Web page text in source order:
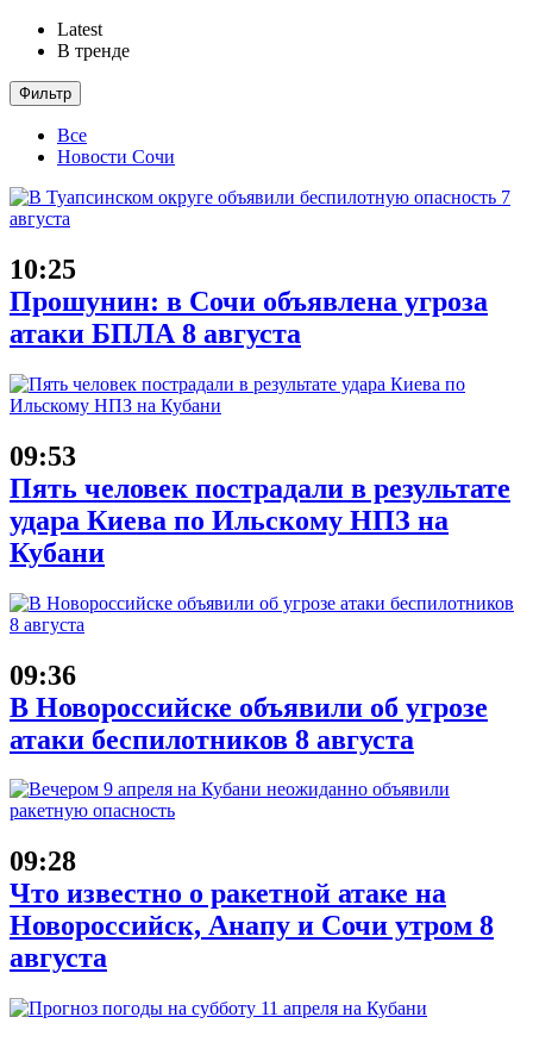
Latest
В тренде
Фильтр
Все
Новости Сочи
10:25
Прошунин: в Сочи объявлена угроза
атаки БПЛА 8 августа
09:53
Пять человек пострадали в результате
удара Киева по Ильскому НПЗ на
Кубани
09:36
В Новороссийске объявили об угрозе
атаки беспилотников 8 августа
09:28
Что известно о ракетной атаке на
Новороссийск, Анапу и Сочи утром 8
августа